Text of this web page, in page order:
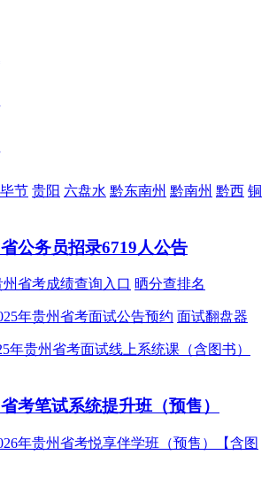
毕节 贵阳 六盘水 黔东南州 黔南州 黔西 铜
公务员招录6719人公告
州省考成绩查询入口 晒分查排名
年贵州省考面试公告预约 面试翻盘器
年贵州省考面试线上系统课（含图书）
考笔试系统提升班（预售）
年贵州省考悦享伴学班（预售）【含图